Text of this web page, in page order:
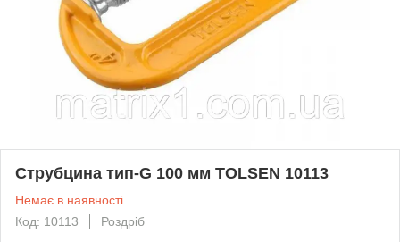
Струбцина тип-G 100 мм TOLSEN 10113
Немає в наявності
Код: 10113
Роздріб